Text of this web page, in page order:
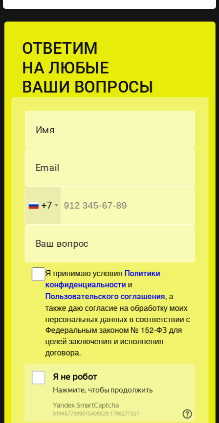
ОТВЕТИМ
НА ЛЮБЫЕ
ВАШИ ВОПРОСЫ
Имя
Email
+7
Ваш вопрос
Я принимаю условия Политики
конфиденциальности и
Пользовательского соглашения, а
также даю согласие на обработку моих
персональных данных в соответствии с
Федеральным законом № 152-ФЗ для
целей заключения и исполнения
договора.